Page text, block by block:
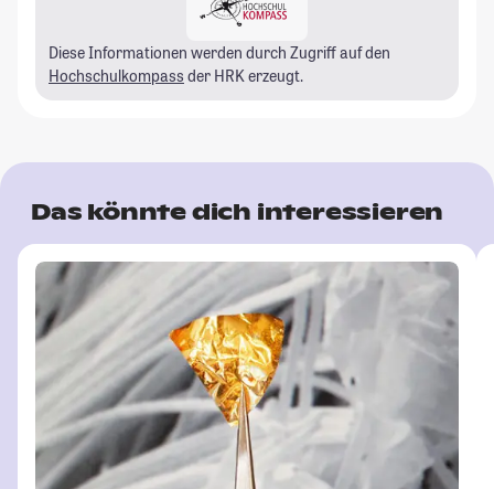
Diese Informationen werden durch Zugriff auf den
Hochschulkompass der HRK erzeugt.
Das könnte dich interessieren